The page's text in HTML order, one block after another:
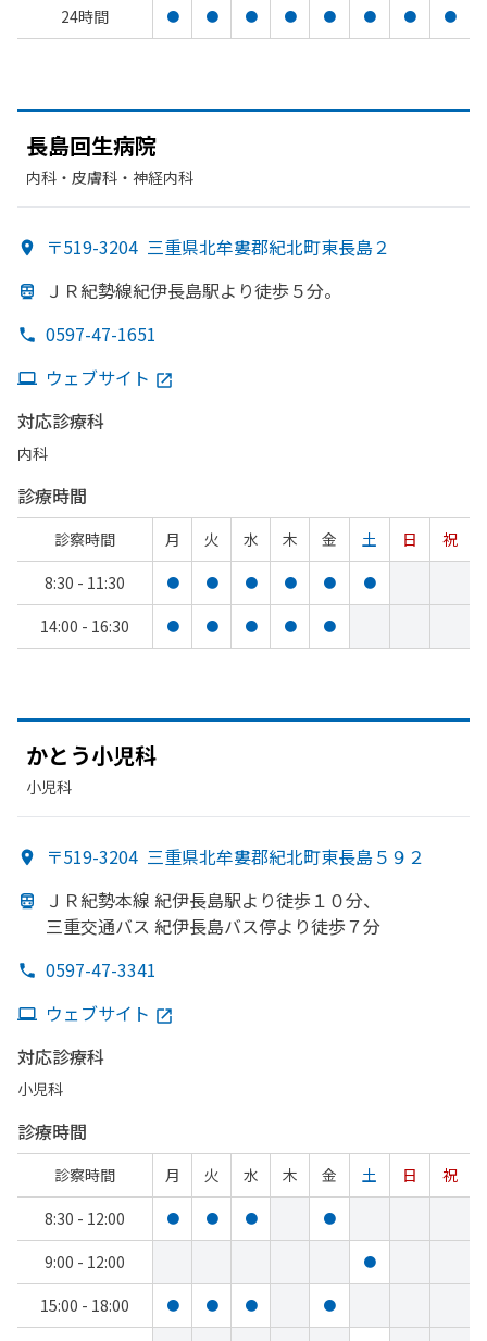
24時間
● ● ● ● ● ● ● ●
長島回生病院
内科・​皮膚科・​神経内科
〒519-3204 三重県北牟婁郡紀北町東長島２
ＪＲ紀勢線紀伊長島駅より徒歩５分。
0597-47-1651
ウェブサイト
対応診療科
内科
診療時間
診察時間 月 火 水 木 金 土 日
祝
8:30 - 11:30
● ● ● ● ● ●
14:00 - 16:30 ● ● ● ● ●
かとう小児科
小児科
〒519-3204 三重県北牟婁郡紀北町東長島５９２
ＪＲ紀勢本線 紀伊長島駅より徒歩１０分、
三重交通バス 紀伊長島バス停より徒歩７分
0597-47-3341
ウェブサイト
対応診療科
小児科
診療時間
診察時間 月 火 水 木 金 土 日
祝
8:30 - 12:00
● ● ● ●
9:00 - 12:00 ●
15:00 - 18:00 ● ● ● ●